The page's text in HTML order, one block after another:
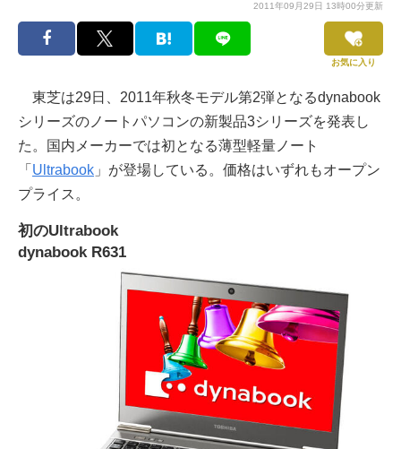
2011年09月29日 13時00分更新
お気に入り
東芝は29日、2011年秋冬モデル第2弾となるdynabook
シリーズのノートパソコンの新製品3シリーズを発表し
た。国内メーカーでは初となる薄型軽量ノート
「 Ultrabook 」が登場している。価格はいずれもオープン
プライス。
初のUltrabook
dynabook R631